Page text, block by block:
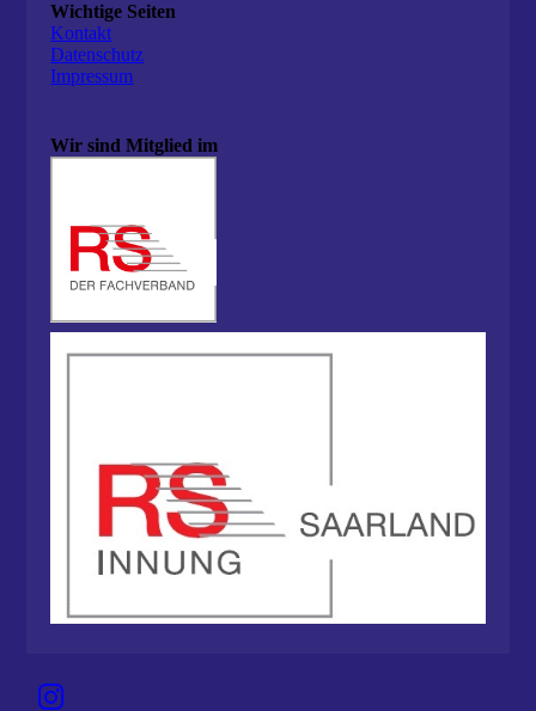
Wichtige Seiten
Kontakt
Datenschutz
Impressum
Wir sind Mitglied im